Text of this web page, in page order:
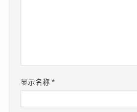
显示名称*